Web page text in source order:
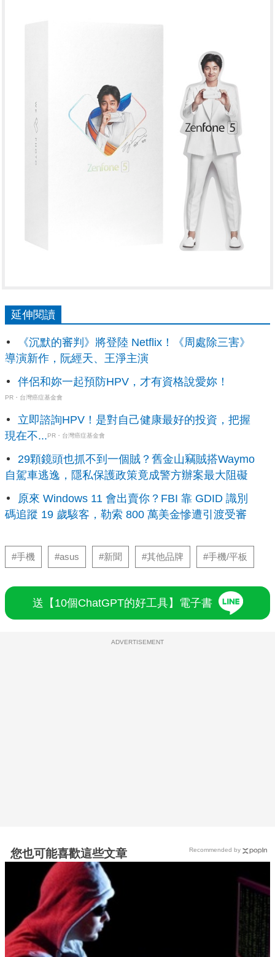
延伸閱讀
《沉默的審判》將登陸 Netflix！《周處除三害》
導演新作，阮經天、王淨主演
伴侶和妳一起預防HPV，才有資格說愛妳！
PR・台灣癌症基金會
立即諮詢HPV！是對自己健康最好的投資，把握
現在不...PR・台灣癌症基金會
29顆鏡頭也抓不到一個賊？舊金山竊賊搭Waymo
自駕車逃逸，隱私保護政策竟成警方辦案最大阻礙
原來 Windows 11 會出賣你？FBI 靠 GDID 識別
碼追蹤 19 歲駭客，勒索 800 萬美金慘遭引渡受審
#手機 #asus #新聞 #其他品牌 #手機/平板
送【10個ChatGPT的好工具】電子書
ADVERTISEMENT
您也可能喜歡這些文章 Recommended by